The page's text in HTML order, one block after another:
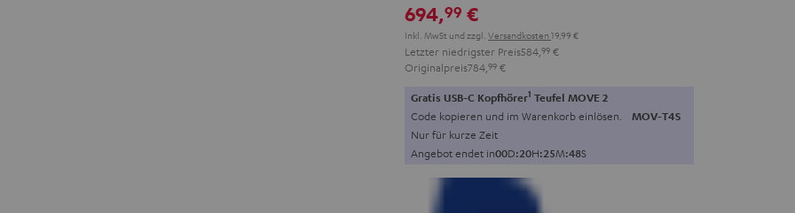
694,99 €
Inkl. MwSt und zzgl. Versandkosten 19,99 €
Letzter niedrigster Preis584, 99 €
Originalpreis784, 99 €
Gratis USB-C Kopfhörer1 Teufel MOVE 2
Code kopieren und im Warenkorb einlösen. MOV-T4S
Nur für kurze Zeit
Angebot endet in00D:20H:25M:46S